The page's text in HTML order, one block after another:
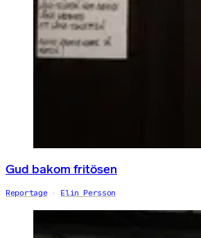
Gud bakom fritösen
Reportage Elin Persson